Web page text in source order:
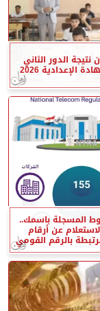
نتيجة الدور الثاني
الإعدادية 2026
المسجلة باسمك..
عن أرقام
بالرقم القومي